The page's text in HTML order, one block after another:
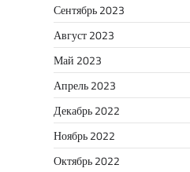
Сентябрь 2023
Август 2023
Май 2023
Апрель 2023
Декабрь 2022
Ноябрь 2022
Октябрь 2022